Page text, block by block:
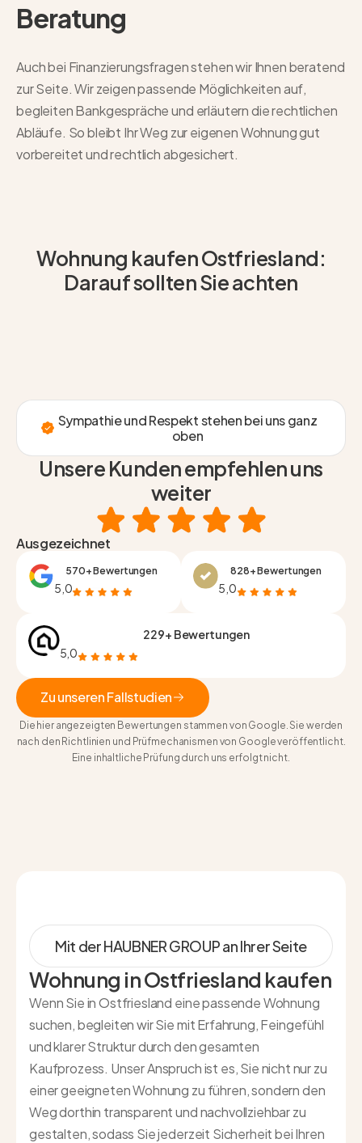
Beratung
Auch bei Finanzierungsfragen stehen wir Ihnen beratend
zur Seite. Wir zeigen passende Möglichkeiten auf,
begleiten Bankgespräche und erläutern die rechtlichen
Abläufe. So bleibt Ihr Weg zur eigenen Wohnung gut
vorbereitet und rechtlich abgesichert.
Wohnung kaufen Ostfriesland:
Darauf sollten Sie achten
Sympathie und Respekt stehen bei uns ganz
oben
Unsere Kunden empfehlen uns
weiter
Ausgezeichnet
570+ Bewertungen
5,0
828+ Bewertungen
5,0
229+ Bewertungen
5,0
Zu unseren Fallstudien
Zu unseren Fallstudien
Die hier angezeigten Bewertungen stammen von Google. Sie werden
nach den Richtlinien und Prüfmechanismen von Google veröffentlicht.
Eine inhaltliche Prüfung durch uns erfolgt nicht.
Mit der HAUBNER GROUP an Ihrer Seite
Wohnung in Ostfriesland kaufen
Wenn Sie in Ostfriesland eine passende Wohnung
suchen, begleiten wir Sie mit Erfahrung, Feingefühl
und klarer Struktur durch den gesamten
Kaufprozess. Unser Anspruch ist es, Sie nicht nur zu
einer geeigneten Wohnung zu führen, sondern den
Weg dorthin transparent und nachvollziehbar zu
gestalten, sodass Sie jederzeit Sicherheit bei Ihren